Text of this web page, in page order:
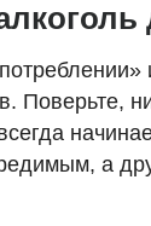
Поверьте,
а